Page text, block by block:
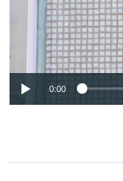
No media
0:00